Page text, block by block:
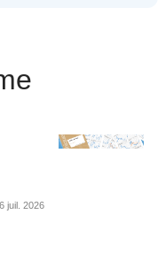
juil. 2026